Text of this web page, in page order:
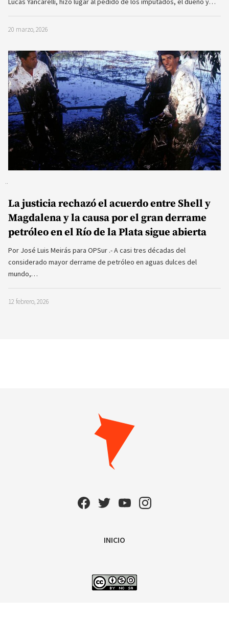
20 marzo, 2026
La justicia rechazó el acuerdo entre Shell y
Magdalena y la causa por el gran derrame
petróleo en el Río de la Plata sigue abierta
Por José Luis Meirás para OPSur .- A casi tres décadas del
considerado mayor derrame de petróleo en aguas dulces del
mundo,…
12 febrero, 2026
INICIO